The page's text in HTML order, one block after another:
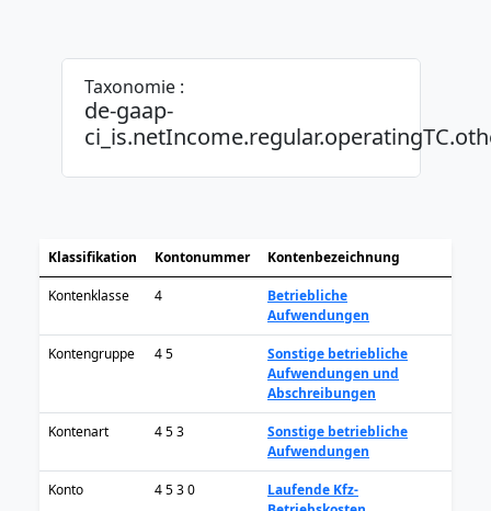
Taxonomie :
de-gaap-
Klassifikation Kontonummer Kontenbezeichnung
Kontenklasse 4
Betriebliche
Aufwendungen
Kontengruppe 4 5
Sonstige betriebliche
Aufwendungen und
Abschreibungen
Kontenart 4 5 3
Sonstige betriebliche
Aufwendungen
Konto 4 5 3 0
Laufende Kfz-